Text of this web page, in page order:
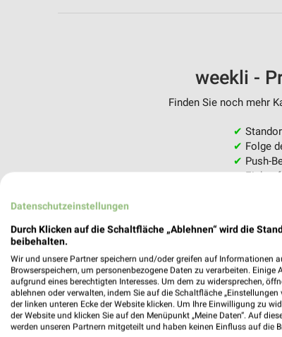
weekli -
Finden Sie noch mehr
✔
✔ Folge
✔ Push-
✔
Datenschutzeinstellungen
Durch Klicken auf die Schaltfläche „Ablehnen“ wird die
beibehalten.
Wir und unsere Partner speichern und/oder greifen auf Informationen
Browserspeichern, um personenbezogene Daten zu verarbeiten.
aufgrund eines berechtigten Interesses. Um dem zu widersprechen,
ablehnen oder verwalten, indem Sie auf die Schaltfläche
der linken unteren Ecke der Website klicken. Um Ihre Einwilligung zu
der Website und klicken Sie auf den Menüpunkt „Meine Daten“. Auf
werden unseren Partnern mitgeteilt und haben keinen Einfluss auf die